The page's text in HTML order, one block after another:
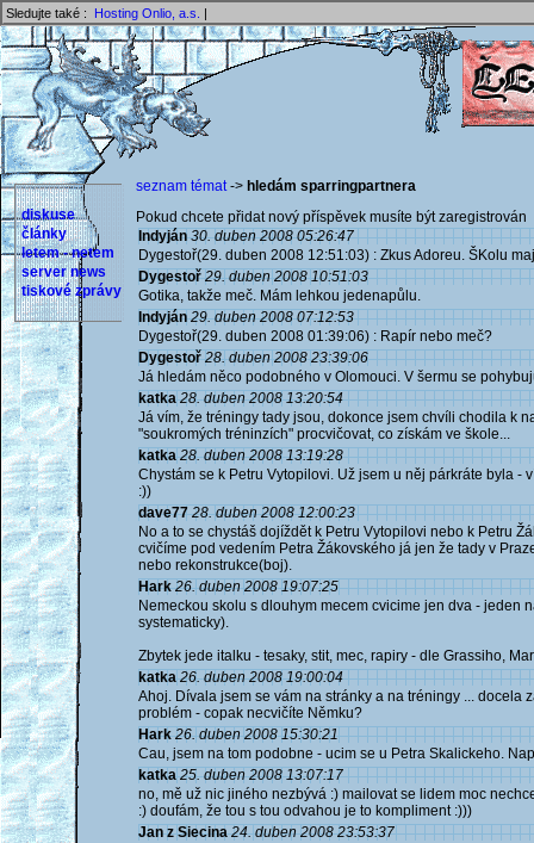
Sledujte také : Hosting Onlio, a.s. |
diskuse
články
letem - netem
server news
tiskové zprávy
seznam témat-> hledám sparringpartnera
Pokud chcete přidat nový příspěvek musíte být
Indyján 30. duben 2008 05:26:47
Dygestoř(29. duben 2008 12:51:03) : Zkus Adoreu. ŠKolu
Dygestoř 29. duben 2008 10:51:03
Gotika, takže meč. Mám lehkou jedenapůlu.
Indyján 29. duben 2008 07:12:53
Dygestoř(29. duben 2008 01:39:06) : Rapír nebo meč?
Dygestoř 28. duben 2008 23:39:06
Já hledám něco podobného v Olomouci. V šermu se
katka 28. duben 2008 13:20:54
Já vím, že tréningy tady jsou, dokonce jsem chvíli chodila k
"soukromých tréninzích" procvičovat, co získám ve škole...
katka 28. duben 2008 13:19:28
Chystám se k Petru Vytopilovi. Už jsem u něj párkráte byla -
:))
dave77 28. duben 2008 12:00:23
No a to se chystáš dojíždět k Petru Vytopilovi nebo k Petru
cvičíme pod vedením Petra Žákovského já jen že tady v
nebo rekonstrukce(boj).
Hark 26. duben 2008 19:07:25
Nemeckou skolu s dlouhym mecem cvicime jen dva - jeden
systematicky).
Zbytek jede italku - tesaky, stit, mec, rapiry - dle Grassiho,
katka 26. duben 2008 19:00:04
Ahoj. Dívala jsem se vám na stránky a na tréningy ... docela
problém - copak necvičíte Němku?
Hark 26. duben 2008 15:30:21
Cau, jsem na tom podobne - ucim se u Petra Skalickeho.
katka 25. duben 2008 13:07:17
no, mě už nic jiného nezbývá :) mailovat se lidem moc
:) doufám, že tou s tou odvahou je to kompliment :)))
Jan z Siecina 24. duben 2008 23:53:37